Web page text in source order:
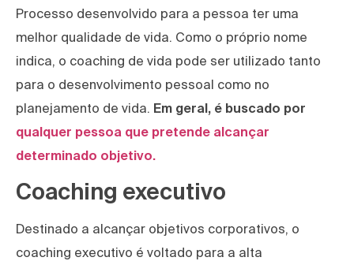
Processo desenvolvido para a pessoa ter uma
melhor qualidade de vida. Como o próprio nome
indica, o coaching de vida pode ser utilizado tanto
para o desenvolvimento pessoal como no
planejamento de vida. Em geral, é buscado por
qualquer pessoa que pretende alcançar
determinado objetivo.
Coaching executivo
Destinado a alcançar objetivos corporativos, o
coaching executivo é voltado para a alta